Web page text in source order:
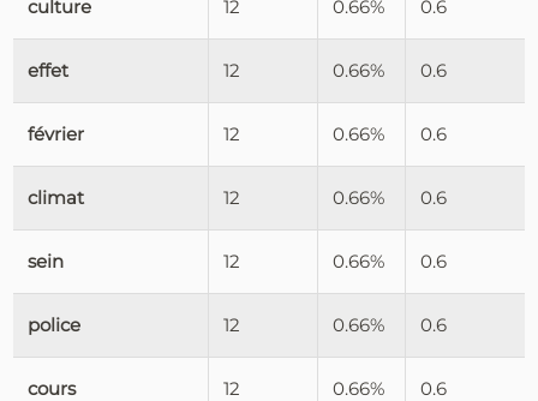
culture 12 0.66% 0.6
effet 12 0.66% 0.6
février 12 0.66% 0.6
climat 12 0.66% 0.6
sein 12 0.66% 0.6
police 12 0.66% 0.6
cours 12 0.66% 0.6